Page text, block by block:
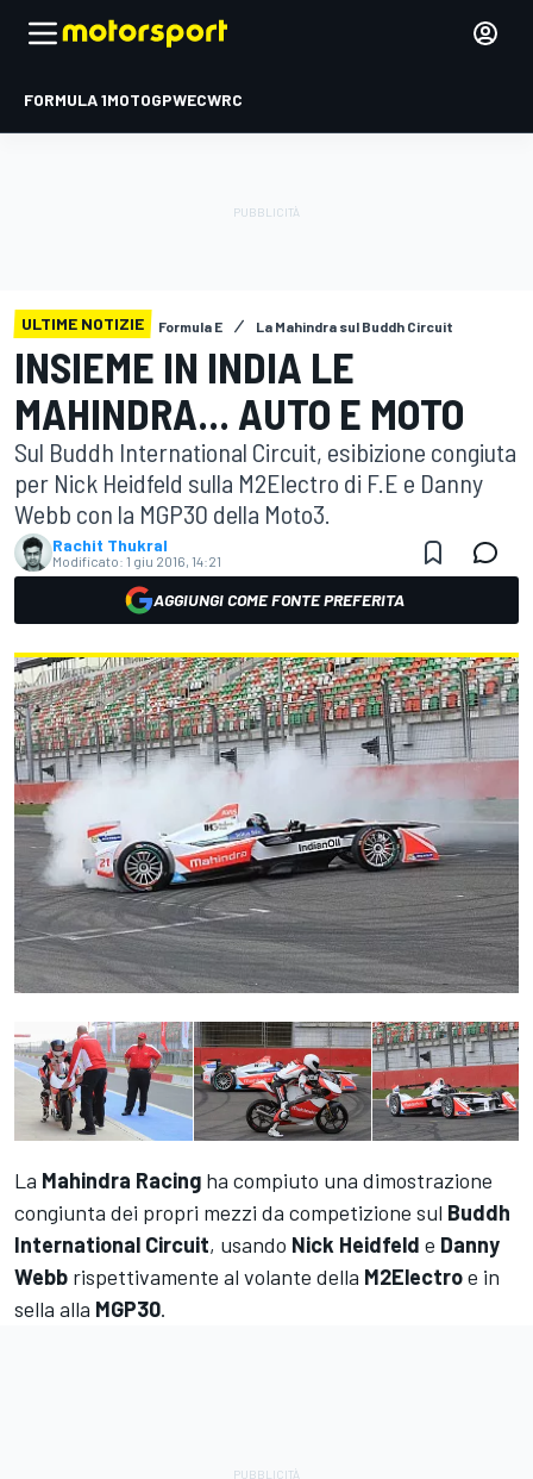
FORMULA 1MOTOGPWECWRC
ULTIME NOTIZIE Formula E La Mahindra sul Buddh Circuit
INSIEME IN INDIA LE
MAHINDRA... AUTO E MOTO
Sul Buddh International Circuit, esibizione congiuta
per Nick Heidfeld sulla M2Electro di F.E e Danny
Webb con la MGP30 della Moto3.
Rachit Thukral
Modificato: 1 giu 2016, 14:21
AGGIUNGI COME FONTE PREFERITA
La Mahindra Racing ha compiuto una dimostrazione
congiunta dei propri mezzi da competizione sul Buddh
International Circuit, usando Nick Heidfeld e Danny
Webb rispettivamente al volante della M2Electroe in
sella alla MGP30.